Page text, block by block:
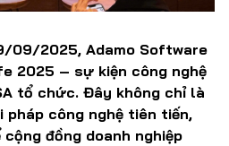
09/2025, Adamo Software
2025 – sự kiện công nghệ
tổ chức. Đây không chỉ là
công nghệ tiên tiến,
đồng doanh nghiệp